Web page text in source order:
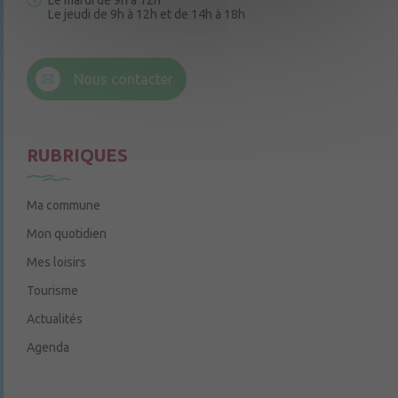
Le jeudi de 9h à 12h et de 14h à 18h
Nous contacter
RUBRIQUES
Ma commune
Mon quotidien
Mes loisirs
Tourisme
Actualités
Agenda